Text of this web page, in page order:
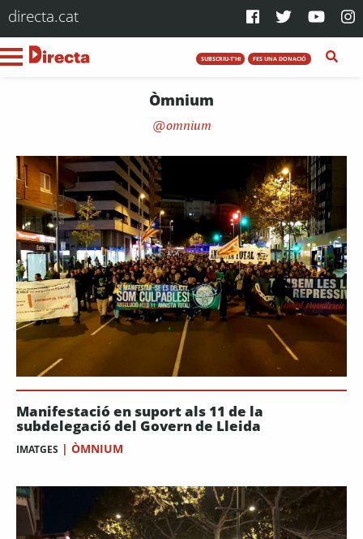
directa.cat
SUBSCRIU-T'HI FES UNA DONACIÓ
Òmnium
omnium
Manifestació en suport als 11 de la
subdelegació del Govern de Lleida
IMATGES | ÒMNIUM